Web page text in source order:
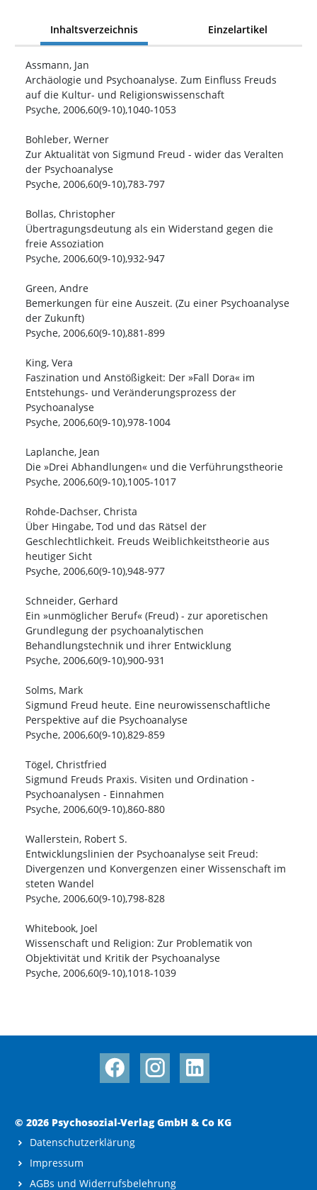
Inhaltsverzeichnis Einzelartikel
Assmann, Jan
Archäologie und Psychoanalyse. Zum Einfluss Freuds
auf die Kultur- und Religionswissenschaft
Psyche, 2006,60(9-10),1040-1053
Bohleber, Werner
Zur Aktualität von Sigmund Freud - wider das Veralten
der Psychoanalyse
Psyche, 2006,60(9-10),783-797
Bollas, Christopher
Übertragungsdeutung als ein Widerstand gegen die
freie Assoziation
Psyche, 2006,60(9-10),932-947
Green, Andre
Bemerkungen für eine Auszeit. (Zu einer Psychoanalyse
der Zukunft)
Psyche, 2006,60(9-10),881-899
King, Vera
Faszination und Anstößigkeit: Der »Fall Dora« im
Entstehungs- und Veränderungsprozess der
Psychoanalyse
Psyche, 2006,60(9-10),978-1004
Laplanche, Jean
Die »Drei Abhandlungen« und die Verführungstheorie
Psyche, 2006,60(9-10),1005-1017
Rohde-Dachser, Christa
Über Hingabe, Tod und das Rätsel der
Geschlechtlichkeit. Freuds Weiblichkeitstheorie aus
heutiger Sicht
Psyche, 2006,60(9-10),948-977
Schneider, Gerhard
Ein »unmöglicher Beruf« (Freud) - zur aporetischen
Grundlegung der psychoanalytischen
Behandlungstechnik und ihrer Entwicklung
Psyche, 2006,60(9-10),900-931
Solms, Mark
Sigmund Freud heute. Eine neurowissenschaftliche
Perspektive auf die Psychoanalyse
Psyche, 2006,60(9-10),829-859
Tögel, Christfried
Sigmund Freuds Praxis. Visiten und Ordination -
Psychoanalysen - Einnahmen
Psyche, 2006,60(9-10),860-880
Wallerstein, Robert S.
Entwicklungslinien der Psychoanalyse seit Freud:
Divergenzen und Konvergenzen einer Wissenschaft im
steten Wandel
Psyche, 2006,60(9-10),798-828
Whitebook, Joel
Wissenschaft und Religion: Zur Problematik von
Objektivität und Kritik der Psychoanalyse
Psyche, 2006,60(9-10),1018-1039
© 2026 Psychosozial-Verlag GmbH & Co KG
Datenschutzerklärung
Impressum
AGBs und Widerrufsbelehrung